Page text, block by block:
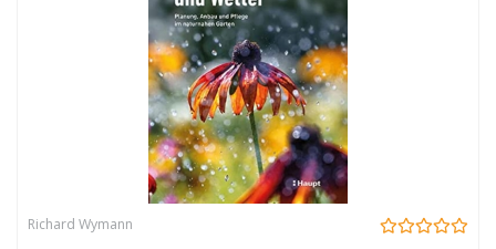
Richard Wymann